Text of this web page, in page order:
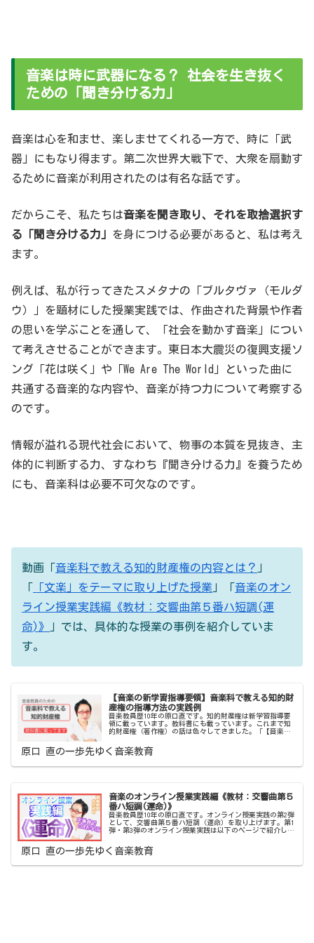
音楽は時に武器になる？ 社会を生き抜く
ための「聞き分ける力」
音楽は心を和ませ、楽しませてくれる一方で、時に「武
器」にもなり得ます。第二次世界大戦下で、大衆を扇動す
るために音楽が利用されたのは有名な話です。
だからこそ、私たちは音楽を聞き取り、それを取捨選択す
る「聞き分ける力」 を身につける必要があると、私は考え
ます。
例えば、私が行ってきたスメタナの「ブルタヴァ（モルダ
ウ）」を題材にした授業実践では、作曲された背景や作者
の思いを学ぶことを通して、「社会を動かす音楽」につい
て考えさせることができます。東日本大震災の復興支援ソ
ング「花は咲く」や「We Are The World」といった曲に
共通する音楽的な内容や、音楽が持つ力について考察する
のです。
情報が溢れる現代社会において、物事の本質を見抜き、主
体的に判断する力、すなわち『聞き分ける力』を養うため
にも、音楽科は必要不可欠なのです。
動画「音楽科で教える知的財産権の内容とは？ 」
「 「文楽」をテーマに取り上げた授業 」「音楽のオン
ライン授業実践編《教材：交響曲第５番ハ短調(運
命)》
」では、具体的な授業の事例を紹介していま
す。
【音楽の新学習指導要領】音楽科で教える知的財
産権の指導方法の実践例
音楽教員歴10年の原口直です。知的財産権は新学習指導要
領に載っています。教科書にも載っています。これまで知
的財産権（著作権）の話は色々してきました。「【音楽の
説」は、教育芸術社『中学校音楽...
原口 直の一歩先ゆく音楽教育
音楽のオンライン授業実践編《教材：交響曲第５
番ハ短調(運命)》
音楽教員歴10年の原口直です。オンライン授業実践の第2弾
として、交響曲第５番ハ短調（運命）を取り上げます。第1
弾・第3弾のオンライン授業実践は以下のページで紹介して
ですオンライン授業の第...
原口 直の一歩先ゆく音楽教育